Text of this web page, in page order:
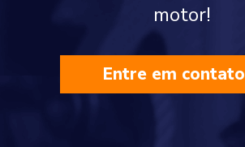
motor!
Entre em contato